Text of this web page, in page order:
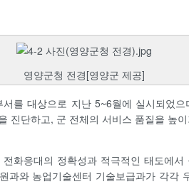
영양군청 전경[영양군 제공]
를 대상으로 지난 5~6월에 실시되었
진단하고, 군 전체의 서비스 품질을 높
화응대의 정확성과 적극적인 태도에
과와 농업기술센터 기술보급과가 각각